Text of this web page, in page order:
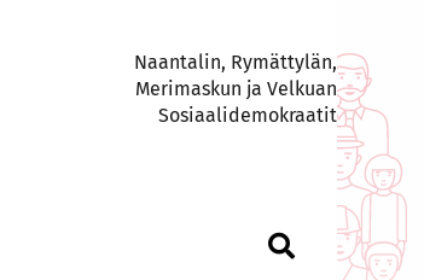
Naantalin, Rymättylän,
Merimaskun ja Velkuan
Sosiaalidemokraatit